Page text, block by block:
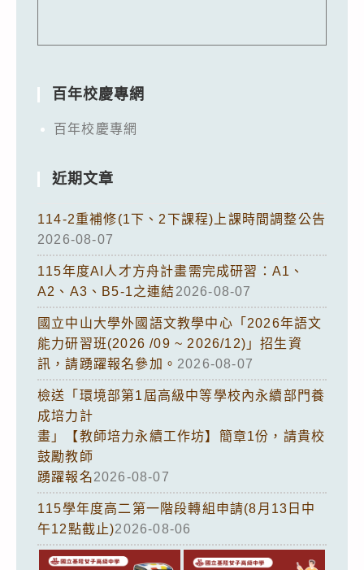
百年校慶專網
百年校慶專網
近期文章
114-2重補修(1下、2下課程)上課時間調整公告
2026-08-07
115年度AI人才方舟計畫需完成研習：A1、
A2、A3、B5-1之連結2026-08-07
國立中山大學外國語文教學中心「2026年語文
能力研習班(2026 /09 ~ 2026/12)」招生資
訊，請踴躍報名參加。 2026-08-07
檢送「環境部第1屆高級中等學校內永續部門養
成培力計
畫」【教師培力永續工作坊】簡章1份，請貴校
鼓勵教師
踴躍報名2026-08-07
115學年度高二第一階段轉組申請(8月13日中
午12點截止)2026-08-06